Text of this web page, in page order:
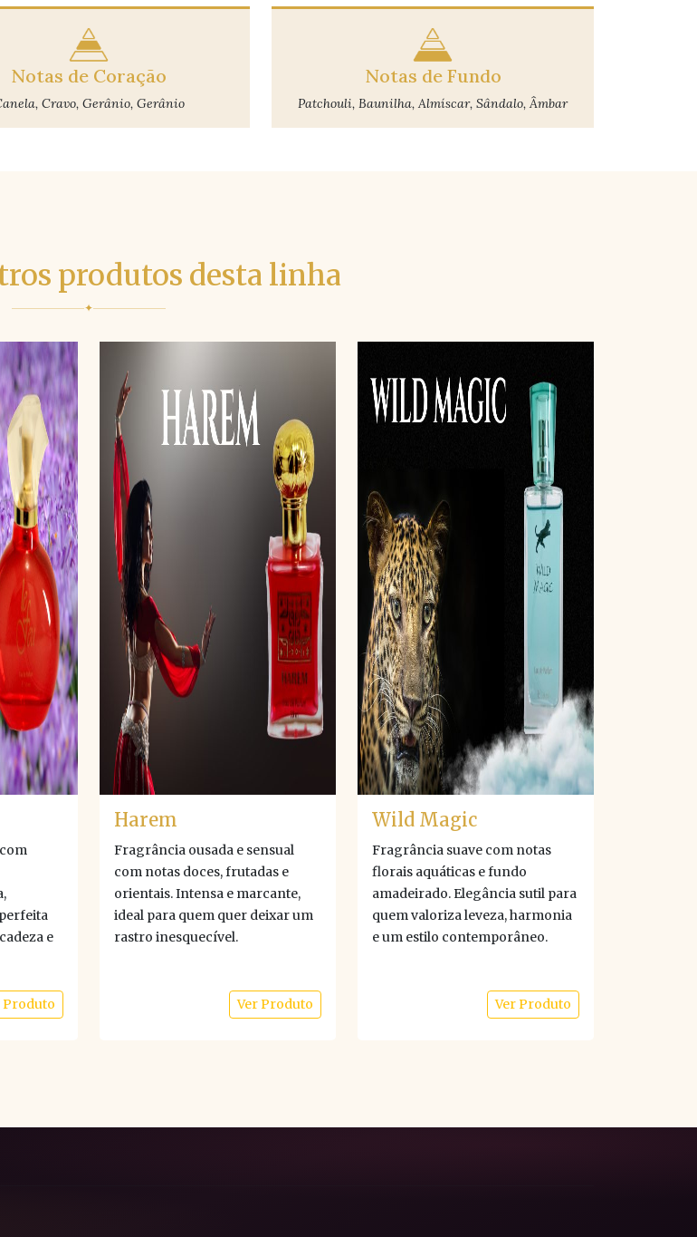
Notas de Coração
Cravo, Gerânio, Gerânio
Notas de Fundo
Patchouli, Baunilha, Almíscar, Sândalo, Âmbar
produtos desta linha
✦
e
Produto
Harem
Fragrância ousada e sensual
com notas doces, frutadas e
orientais. Intensa e marcante,
ideal para quem quer deixar um
rastro inesquecível.
Ver Produto
Wild Magic
Fragrância suave com notas
florais aquáticas e fundo
amadeirado. Elegância sutil para
quem valoriza leveza, harmonia
e um estilo contemporâneo.
Ver Produto